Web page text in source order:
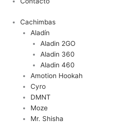
Cachimbas
Aladín
Aladin 2GO
Aladin 360
Aladin 460
Amotion Hookah
Cyro
DMNT
Moze
Mr. Shisha